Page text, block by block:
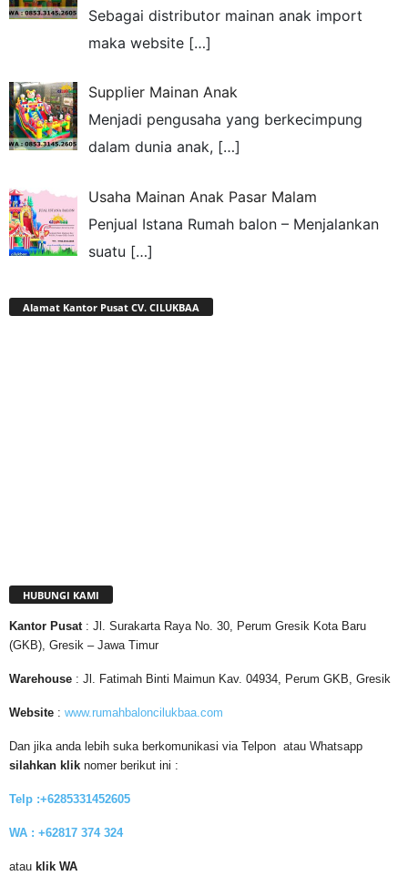
Sebagai distributor mainan anak import
maka website […]
Supplier Mainan Anak
Menjadi pengusaha yang berkecimpung
dalam dunia anak, […]
Usaha Mainan Anak Pasar Malam
Penjual Istana Rumah balon – Menjalankan
suatu […]
Alamat Kantor Pusat CV. CILUKBAA
HUBUNGI KAMI
Kantor Pusat: Jl. Surakarta Raya No. 30, Perum Gresik Kota Baru
(GKB), Gresik – Jawa Timur
Warehouse : Jl. Fatimah Binti Maimun Kav. 04934, Perum GKB, Gresik
Website : www.rumahbaloncilukbaa.com
Dan jika anda lebih suka berkomunikasi via Telpon atau Whatsapp
silahkan klik nomer berikut ini :
Telp :+6285331452605
WA : +62817 374 324
atau klik WA